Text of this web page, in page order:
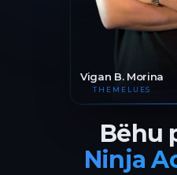
Vigan B. Morina
THEMELUES
Bëhu
Ninja